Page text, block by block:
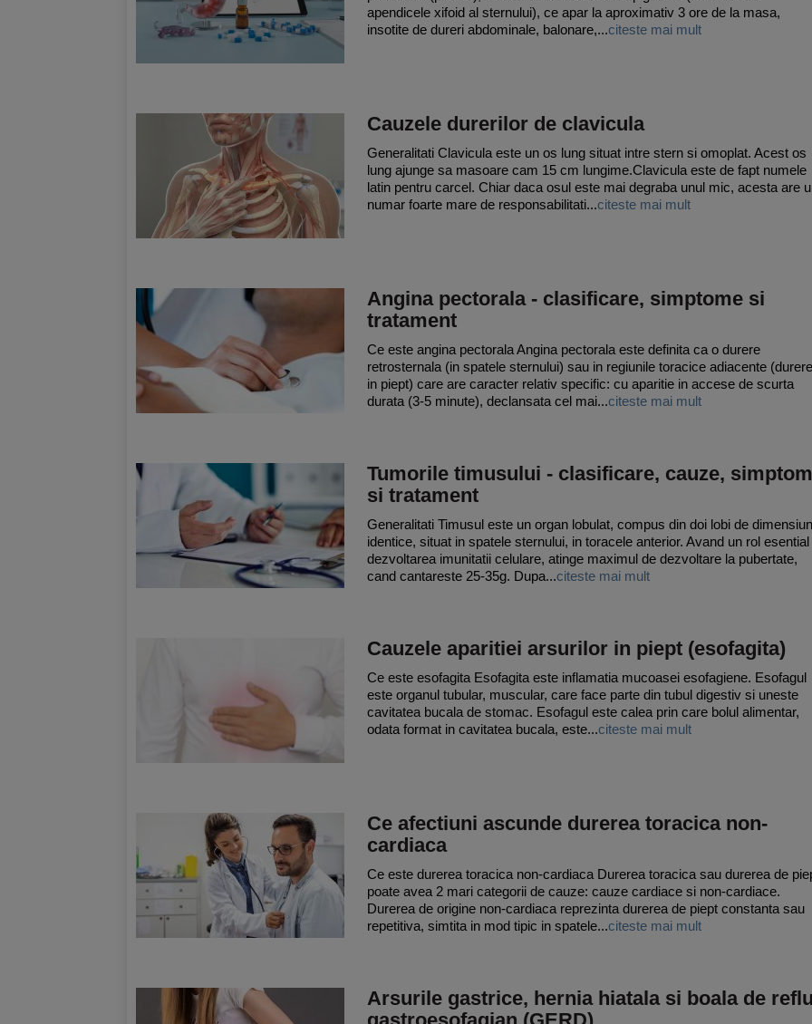
apendicele xifoid al sternului), ce apar la aproximativ 3 ore de la masa,
insotite de dureri abdominale, balonare,...citeste mai mult
Cauzele durerilor de clavicula
Generalitati Clavicula este un os lung situat intre stern si omoplat. Acest os
lung ajunge sa masoare cam 15 cm lungime.Clavicula este de fapt numele
latin pentru carcel. Chiar daca osul este mai degraba unul mic, acesta are
numar foarte mare de responsabilitati...citeste mai mult
Angina pectorala - clasificare, simptome si
tratament
Ce este angina pectorala Angina pectorala este definita ca o durere
retrosternala (in spatele sternului) sau in regiunile toracice adiacente (durere
in piept) care are caracter relativ specific: cu aparitie in accese de scurta
durata (3-5 minute), declansata cel mai...citeste mai mult
Tumorile timusului - clasificare, cauze,
si tratament
Generalitati Timusul este un organ lobulat, compus din doi lobi de
identice, situat in spatele sternului, in toracele anterior. Avand un rol esential
dezvoltarea imunitatii celulare, atinge maximul de dezvoltare la pubertate,
cand cantareste 25-35g. Dupa...citeste mai mult
Cauzele aparitiei arsurilor in piept (esofagita)
Ce este esofagita Esofagita este inflamatia mucoasei esofagiene. Esofagul
este organul tubular, muscular, care face parte din tubul digestiv si uneste
cavitatea bucala de stomac. Esofagul este calea prin care bolul alimentar,
odata format in cavitatea bucala, este...citeste mai mult
Ce afectiuni ascunde durerea toracica non-
cardiaca
Ce este durerea toracica non-cardiaca Durerea toracica sau durerea de
poate avea 2 mari categorii de cauze: cauze cardiace si non-cardiace.
Durerea de origine non-cardiaca reprezinta durerea de piept constanta sau
repetitiva, simtita in mod tipic in spatele...citeste mai mult
Arsurile gastrice, hernia hiatala si boala de